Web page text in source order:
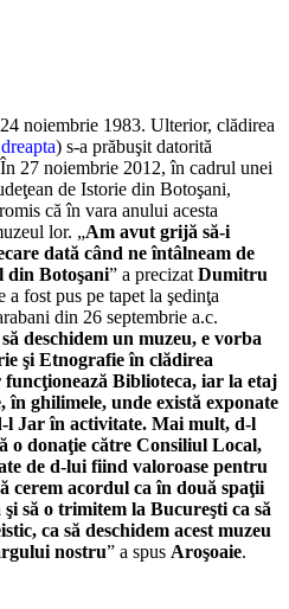
noiembrie 1983. Ulterior, clădirea
) s-a prăbuşit datorită
27 noiembrie 2012, în cadrul unei
de Istorie din Botoşani,
că în vara anului acesta
lor. „Am avut grijă să-i
dată când ne întâlneam de
din Botoşani” a precizat Dumitru
a fost pus pe tapet la şedinţa
din 26 septembrie a.c.
deschidem un muzeu, e vorba
şi Etnografie în clădirea
Biblioteca, iar la etaj
ghilimele, unde există exponate
l Jar în activitate. Mai mult, d-l
o donaţie către Consiliul Local,
de d-lui fiind valoroase pentru
cerem acordul ca în două spaţii
să o trimitem la Bucureşti ca să
ca să deschidem acest muzeu
nostru” a spus Aroşoaie.